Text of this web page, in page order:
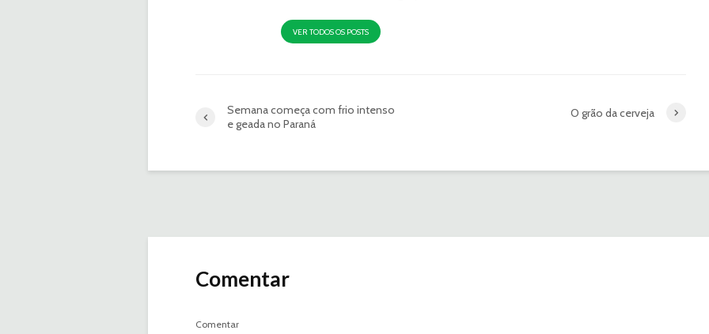
VER TODOS OS POSTS
Semana começa com frio intenso
e geada no Paraná
O grão da cerveja
Comentar
Comentar